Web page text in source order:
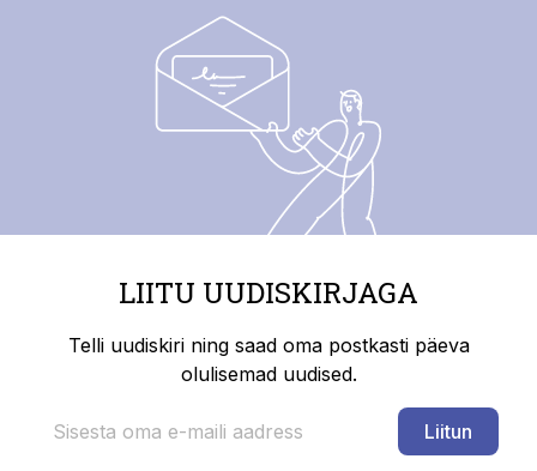
LIITU UUDISKIRJAGA
Telli uudiskiri ning saad oma postkasti päeva
olulisemad uudised.
Liitun